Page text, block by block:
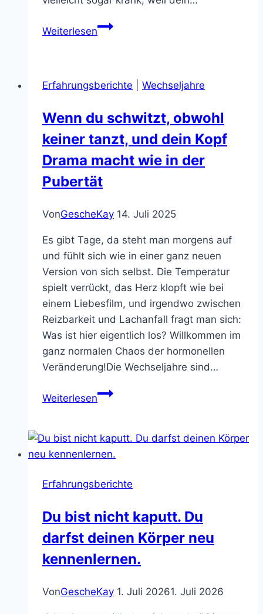
WeiterlesenKennst
wenn
alles
zu
wird?
Erfahrungsberichte Wechseljahre
Wenn du schwitzt, obwohl
keiner tanzt, und dein Kopf
Drama macht wie in der
Pubertät
VonGescheKay 14. Juli 2025
Es gibt Tage, da steht man morgens auf
und fühlt sich wie in einer ganz neuen
Version von sich selbst. Die Temperatur
spielt verrückt, das Herz klopft wie bei
einem Liebesfilm, und irgendwo zwischen
Reizbarkeit und Lachanfall fragt man sich:
Was ist hier eigentlich los? Willkommen im
ganz normalen Chaos der hormonellen
Veränderung!Die Wechseljahre sind…
WeiterlesenWenn
obwohl
keiner
und
Kopf
Drama
wie
der
Erfahrungsberichte
Du bist nicht kaputt. Du
darfst deinen Körper neu
kennenlernen.
VonGescheKay 1. Juli 20261. Juli 2026